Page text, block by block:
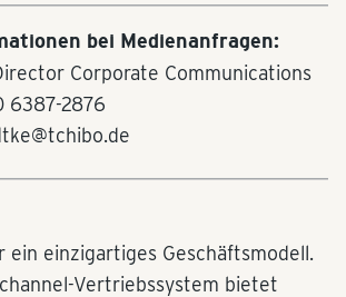
bei Medienanfragen:
Corporate Communications
6387-2876
ein einzigartiges Geschäftsmodell.
Vertriebssystem bietet